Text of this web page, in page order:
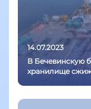
14.07.2023
В Бечевинскую
хранилище